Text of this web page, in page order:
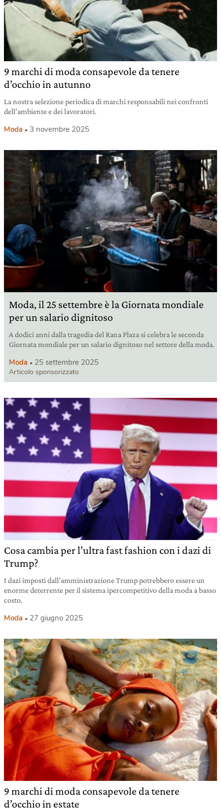
9 marchi di moda consapevole da tenere
d’occhio in autunno
La nostra selezione periodica di marchi responsabili nei confronti
dell’ambiente e dei lavoratori.
Moda 3 novembre 2025
Moda, il 25 settembre è la Giornata mondiale
per un salario dignitoso
A dodici anni dalla tragedia del Rana Plaza si celebra le seconda
Giornata mondiale per un salario dignitoso nel settore della moda.
Moda 25 settembre 2025
Articolo sponsorizzato
Cosa cambia per l’ultra fast fashion con i dazi di
Trump?
I dazi imposti dall’amministrazione Trump potrebbero essere un
enorme deterrente per il sistema ipercompetitivo della moda a basso
costo.
Moda 27 giugno 2025
9 marchi di moda consapevole da tenere
d’occhio in estate